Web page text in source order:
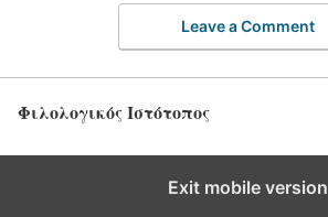
Leave a Comment
Φιλολογικός Ιστότοπος
Exit mobile version